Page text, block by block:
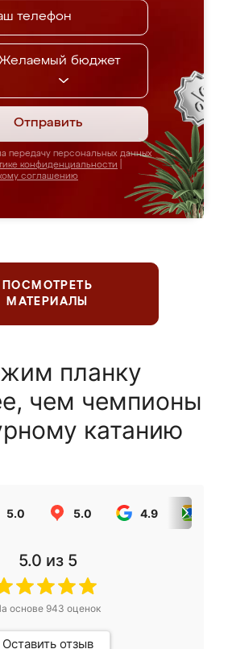
бюджет
Отправить
передачу персональных данных
конфиденциальности
соглашению
ПОСМОТРЕТЬ
МАТЕРИАЛЫ
планку
чем чемпионы
катанию
5.0 5.0 4.9
5.0 из 5
основе 943 оценок
Оставить отзыв